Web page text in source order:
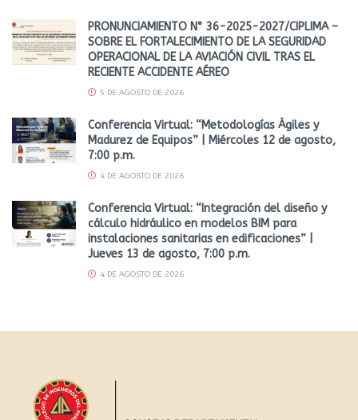
PRONUNCIAMIENTO N° 36-2025-2027/CIPLIMA –
SOBRE EL FORTALECIMIENTO DE LA SEGURIDAD
OPERACIONAL DE LA AVIACIÓN CIVIL TRAS EL
RECIENTE ACCIDENTE AÉREO
5 DE AGOSTO DE 2026
Conferencia Virtual: “Metodologías Ágiles y
Madurez de Equipos” | Miércoles 12 de agosto,
7:00 p.m.
4 DE AGOSTO DE 2026
Conferencia Virtual: “Integración del diseño y
cálculo hidráulico en modelos BIM para
instalaciones sanitarias en edificaciones” |
Jueves 13 de agosto, 7:00 p.m.
4 DE AGOSTO DE 2026